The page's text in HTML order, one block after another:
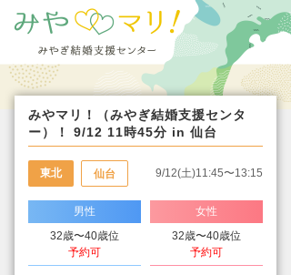
みやマリ！（みやぎ結婚支援センタ
ー）！ 9/12 11時45分 in 仙台
東北 仙台 9/12(土)11:45〜13:15
男性
32歳〜40歳位
予約可
女性
32歳〜40歳位
予約可